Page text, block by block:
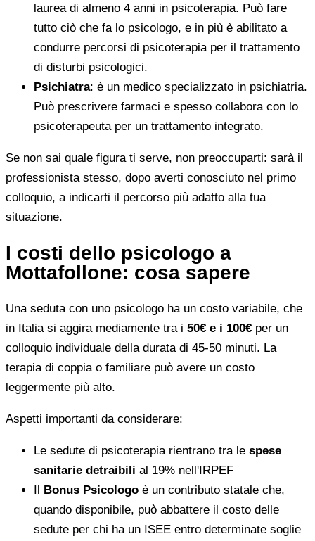
laurea di almeno 4 anni in psicoterapia. Può fare
tutto ciò che fa lo psicologo, e in più è abilitato a
condurre percorsi di psicoterapia per il trattamento
di disturbi psicologici.
Psichiatra: è un medico specializzato in psichiatria.
Può prescrivere farmaci e spesso collabora con lo
psicoterapeuta per un trattamento integrato.
Se non sai quale figura ti serve, non preoccuparti: sarà il
professionista stesso, dopo averti conosciuto nel primo
colloquio, a indicarti il percorso più adatto alla tua
situazione.
I costi dello psicologo a
Mottafollone: cosa sapere
Una seduta con uno psicologo ha un costo variabile, che
in Italia si aggira mediamente tra i 50€ e i 100€ per un
colloquio individuale della durata di 45-50 minuti. La
terapia di coppia o familiare può avere un costo
leggermente più alto.
Aspetti importanti da considerare:
Le sedute di psicoterapia rientrano tra le spese
sanitarie detraibili al 19% nell'IRPEF
Il Bonus Psicologo è un contributo statale che,
quando disponibile, può abbattere il costo delle
sedute per chi ha un ISEE entro determinate soglie